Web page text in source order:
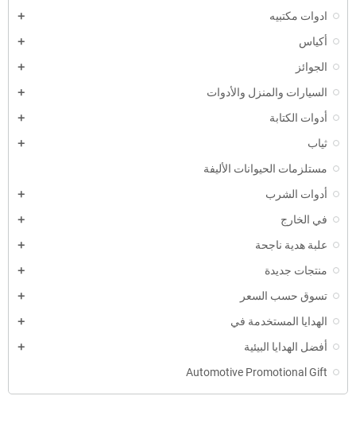
ادوات مكتبيه
أكياس
الجوائز
السيارات والمنزل والأدوات
أدوات الكتابة
ثياب
مستلزمات الحيوانات الأليفة
أدوات الشرب
في الخارج
علبة هدية ناجحة
منتجات جديدة
تسوق حسب السعر
الهدايا المستخدمة في
أفضل الهدايا البيئية
Automotive Promotional Gift